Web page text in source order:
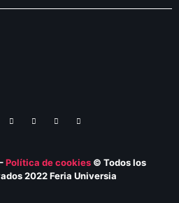
Política decookies © Todos los
2022 Feria Universia